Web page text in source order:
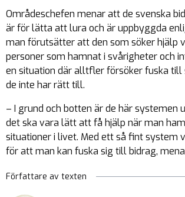
Områdeschefen menar att de svenska
är för lätta att lura och är uppbyggda
man förutsätter att den som söker hjälp
personer som hamnat i svårigheter och
en situation där alltfler försöker fuska till
de inte har rätt till.
– I grund och botten är de här systemen
det ska vara lätt att få hjälp när man
situationer i livet. Med ett så fint system
för att man kan fuska sig till bidrag,
Författare av texten